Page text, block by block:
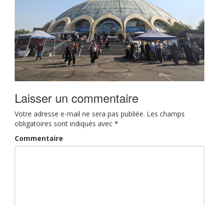
Laisser un commentaire
Votre adresse e-mail ne sera pas publiée. Les champs
obligatoires sont indiqués avec *
Commentaire